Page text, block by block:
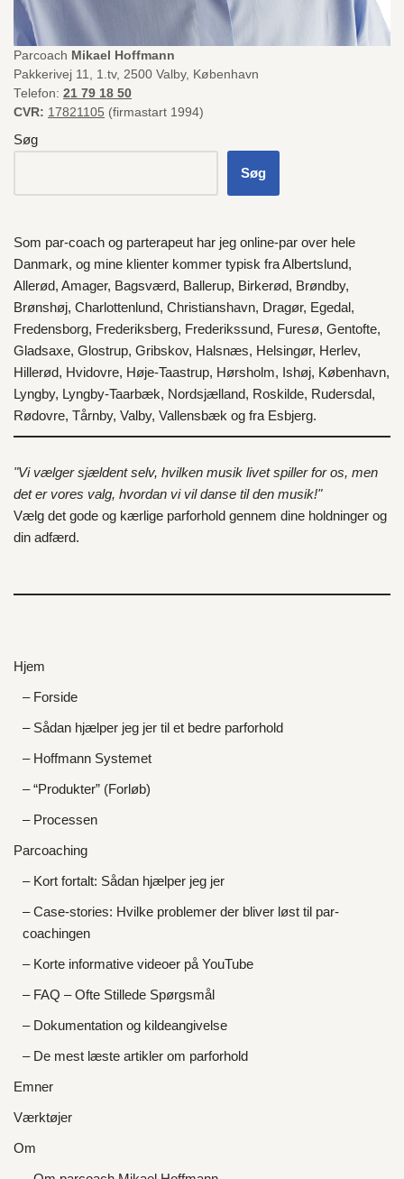
Parcoach Mikael Hoffmann
Pakkerivej 11, 1.tv, 2500 Valby, København
Telefon: 21 79 18 50
CVR: 17821105 (firmastart 1994)
Søg
Søg
Som par-coach og parterapeut har jeg online-par over hele
Danmark, og mine klienter kommer typisk fraAlbertslund,
Allerød, Amager, Bagsværd, Ballerup, Birkerød, Brøndby,
Brønshøj, Charlottenlund, Christianshavn, Dragør, Egedal,
Fredensborg, Frederiksberg, Frederikssund, Furesø, Gentofte,
Gladsaxe, Glostrup, Gribskov, Halsnæs, Helsingør, Herlev,
Hillerød, Hvidovre, Høje-Taastrup, Hørsholm, Ishøj, København,
Lyngby, Lyngby-Taarbæk, Nordsjælland, Roskilde, Rudersdal,
Rødovre, Tårnby, Valby, Vallensbæk og fra Esbjerg.
"Vi vælger sjældent selv, hvilken musik livet spiller for os, men
det er vores valg, hvordan vi vil danse til den musik!"
Vælg det gode og kærlige parforhold gennem dine holdninger og
din adfærd.
Hjem
– Forside
– Sådan hjælper jeg jer til et bedre parforhold
– Hoffmann Systemet
– “Produkter” (Forløb)
– Processen
Parcoaching
– Kort fortalt: Sådan hjælper jeg jer
– Case-stories: Hvilke problemer der bliver løst til par-
coachingen
– Korte informative videoer på YouTube
– FAQ – Ofte Stillede Spørgsmål
– Dokumentation og kildeangivelse
– De mest læste artikler om parforhold
Emner
Værktøjer
Om